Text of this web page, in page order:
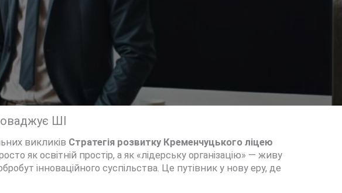
ШІ
викликів Стратегія розвитку Кременчуцького ліцею
як освітній простір, а як «лідерську організацію» — живу
інноваційного суспільства. Це путівник у нову еру, де